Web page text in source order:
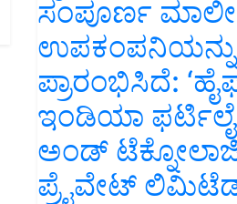
ಸಂಪೂರ್ಣ
ಉಪಕಂಪನಿಯನ್ನು
ಪ್ರಾರಂಭಿಸಿದೆ:
ಇಂಡಿಯಾ
ಅಂಡ್
ಪ್ರೈವೇಟ್